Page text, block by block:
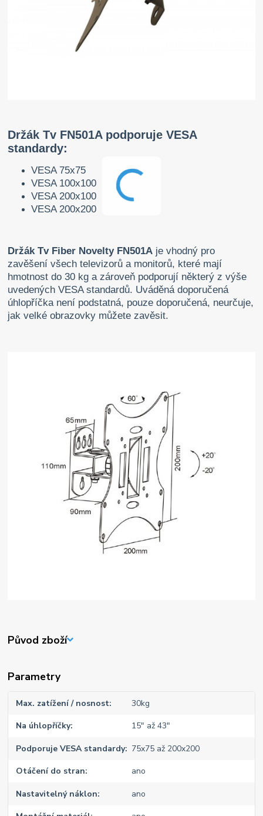
Držák Tv FN501A podporuje VESA
standardy:
VESA 75x75
VESA 100x100
VESA 200x100
VESA 200x200
Držák Tv Fiber Novelty FN501A je vhodný pro
zavěšení všech televizorů a monitorů, které mají
hmotnost do 30 kg a zároveň podporují některý z výše
uvedených VESA standardů. Uváděná doporučená
úhlopříčka není podstatná, pouze doporučená, neurčuje,
jak velké obrazovky můžete zavěsit.
Původ zboží
Parametry
Max. zatížení / nosnost 30kg
Na úhlopříčky 15" až 43"
Podporuje VESA standardy 75x75 až 200x200
Otáčení do stran ano
Nastavitelný náklon ano